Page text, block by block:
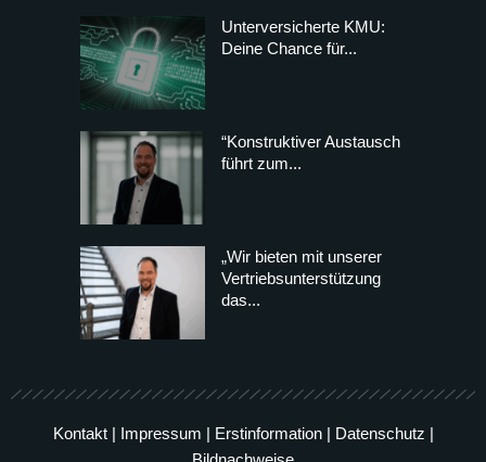
Unterversicherte KMU:
Deine Chance für...
“Konstruktiver Austausch
führt zum...
„Wir bieten mit unserer
Vertriebsunterstützung
das...
Kontakt| Impressum | Erstinformation| Datenschutz |